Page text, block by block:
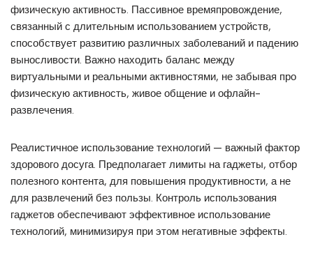
физическую активность. Пассивное времяпровождение,
связанный с длительным использованием устройств,
способствует развитию различных заболеваний и падению
выносливости. Важно находить баланс между
виртуальными и реальными активностями, не забывая про
физическую активность, живое общение и офлайн-
развлечения.
Реалистичное использование технологий — важный фактор
здорового досуга. Предполагает лимиты на гаджеты, отбор
полезного контента, для повышения продуктивности, а не
для развлечений без пользы. Контроль использования
гаджетов обеспечивают эффективное использование
технологий, минимизируя при этом негативные эффекты.